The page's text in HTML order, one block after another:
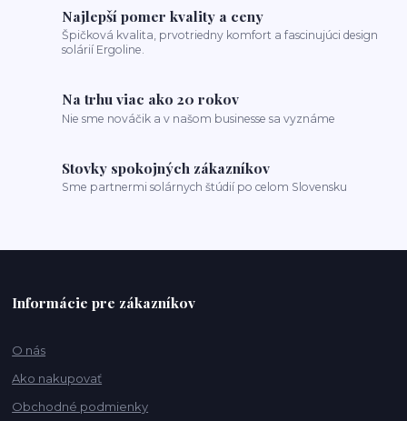
Najlepší pomer kvality a ceny
Špičková kvalita, prvotriedny komfort a fascinujúci design
solárií Ergoline.
Na trhu viac ako 20 rokov
Nie sme nováčik a v našom businesse sa vyznáme
Stovky spokojných zákazníkov
Sme partnermi solárnych štúdií po celom Slovensku
Informácie pre zákazníkov
O nás
Ako nakupovať
Obchodné podmienky